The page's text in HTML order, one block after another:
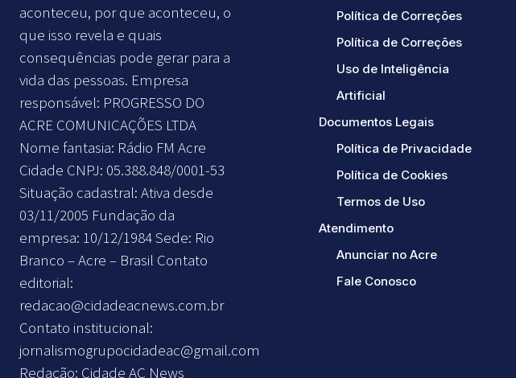
aconteceu, por que aconteceu, o
que isso revela e quais
consequências pode gerar para a
vida das pessoas. Empresa
responsável: PROGRESSO DO
ACRE COMUNICAÇÕES LTDA
Nome fantasia: Rádio FM Acre
Cidade CNPJ: 05.388.848/0001-53
Situação cadastral: Ativa desde
03/11/2005 Fundação da
empresa: 10/12/1984 Sede: Rio
Branco – Acre – Brasil Contato
editorial:
redacao@cidadeacnews.com.br
Contato institucional:
jornalismogrupocidadeac@gmail.com
Redação: Cidade AC News
Política de Correções
Política de Correções
Uso de Inteligência
Artificial
Documentos Legais
Política de Privacidade
Política de Cookies
Termos de Uso
Atendimento
Anunciar no Acre
Fale Conosco